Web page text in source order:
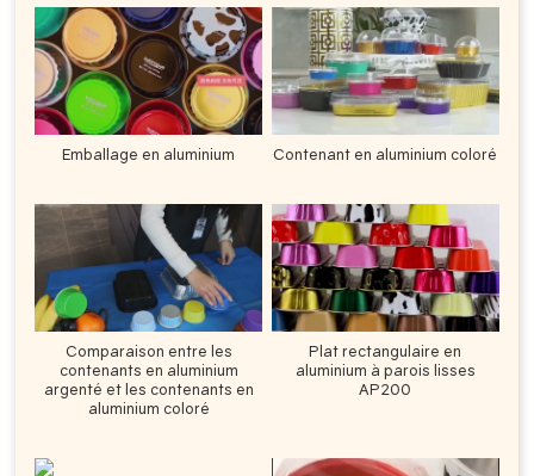
Emballage en aluminium Contenant en aluminium coloré
Comparaison entre les
contenants en aluminium
argenté et les contenants en
aluminium coloré
Plat rectangulaire en
aluminium à parois lisses
AP200